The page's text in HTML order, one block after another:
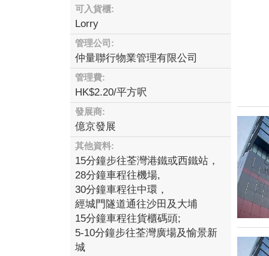
可入貨櫃:
Lorry
管理公司:
仲量聯行物業管理有限公司
管理費:
HK$2.20/平方呎
發展商:
億京發展
其他資料:
15分鐘步往荃灣港鐵或西鐵站，
28分鐘車程往機場,
30分鐘車程往中環，
經城門隧道通往沙田及大埔
15分鐘車程往貨櫃碼頭;
5-10分鐘步往荃灣廣場及愉景新
城